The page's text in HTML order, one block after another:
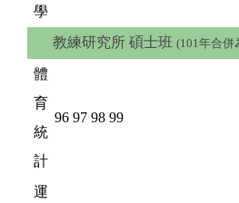
學
教練研究所 碩士班 (101年合併
體
育
統
計
96 97 98 99
運